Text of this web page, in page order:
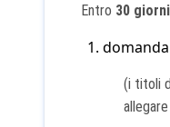
Entro 30 giorni
(i titoli